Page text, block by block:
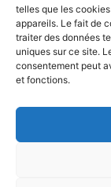
telles que les
appareils. Le fait de
traiter des données
uniques sur ce site.
consentement peut
et fonctions.